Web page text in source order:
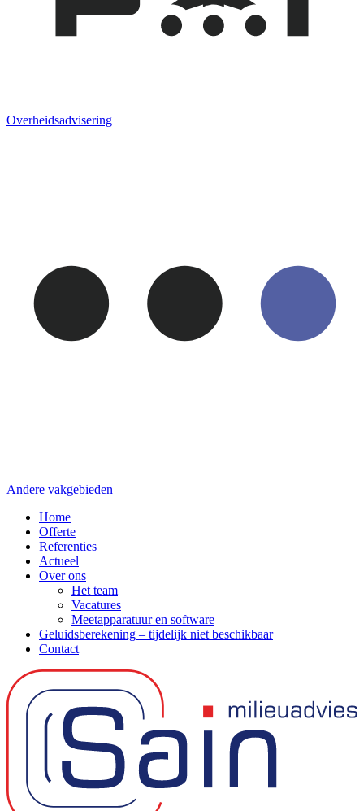
Overheids­advisering
Andere vakgebieden
Home
Offerte
Referenties
Actueel
Over ons
Het team
Vacatures
Meetapparatuur en software
Geluidsberekening – tijdelijk niet beschikbaar
Contact